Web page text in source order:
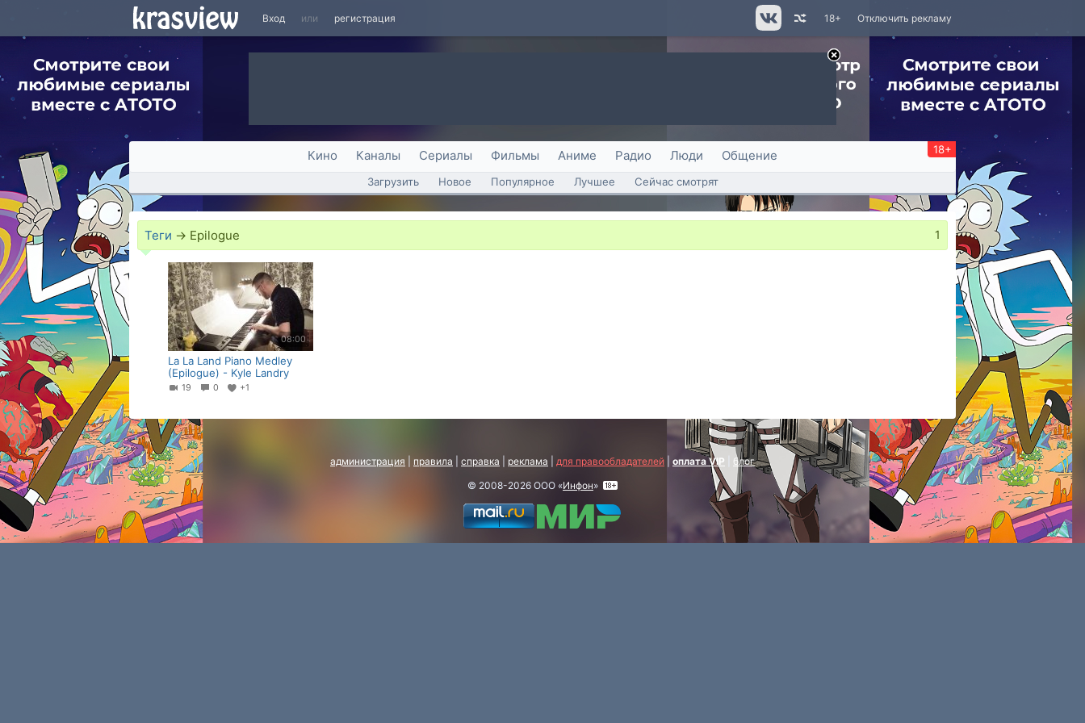
Вход или регистрация Отключить рекламу
18+
Кино Каналы Сериалы Фильмы Аниме Радио Люди Общение 18+
Загрузить Новое Популярное Лучшее Сейчас смотрят
Теги → Epilogue 1
08:00
La La Land Piano Medley
(Epilogue) - Kyle Landry
19 0 +1
администрация правила справка реклама для правообладателей оплата VIP
блог
© 2008-2026 ООО «Инфон»